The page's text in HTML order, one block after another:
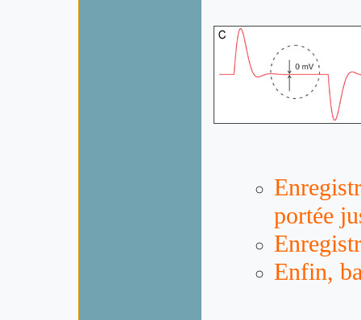
portée
Enfin,